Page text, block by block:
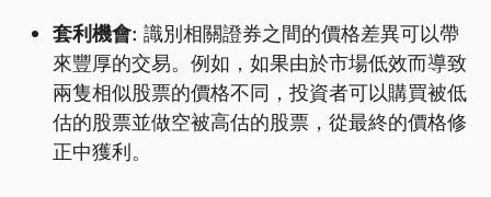
套利機會: 識別相關證券之間的價格差異可以帶
來豐厚的交易。例如，如果由於市場低效而導致
兩隻相似股票的價格不同，投資者可以購買被低
估的股票並做空被高估的股票，從最終的價格修
正中獲利。